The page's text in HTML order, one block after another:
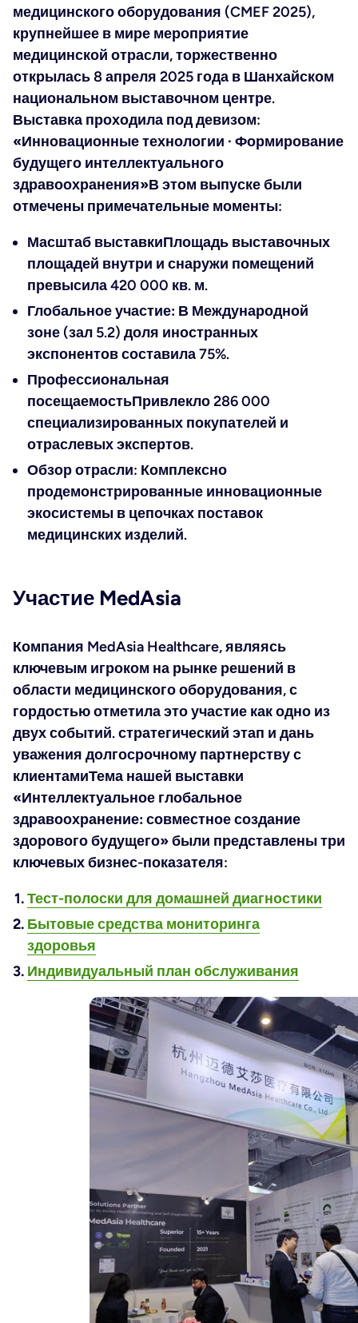
медицинского оборудования (CMEF 2025),
крупнейшее в мире мероприятие
медицинской отрасли, торжественно
открылась 8 апреля 2025 года в Шанхайском
национальном выставочном центре.
Выставка проходила под девизом:
«Инновационные технологии · Формирование
будущего интеллектуального
здравоохранения»В этом выпуске были
отмечены примечательные моменты:
Масштаб выставкиПлощадь выставочных
площадей внутри и снаружи помещений
превысила 420 000 кв. м.
Глобальное участие: В Международной
зоне (зал 5.2) доля иностранных
экспонентов составила 75%.
Профессиональная
посещаемостьПривлекло 286 000
специализированных покупателей и
отраслевых экспертов.
Обзор отрасли: Комплексно
продемонстрированные инновационные
экосистемы в цепочках поставок
медицинских изделий.
Участие MedAsia
Компания MedAsia Healthcare, являясь
ключевым игроком на рынке решений в
области медицинского оборудования, с
гордостью отметила это участие как одно из
двух событий.стратегический этап и дань
уважения долгосрочному партнерству с
клиентамиТема нашей выставки
«Интеллектуальное глобальное
здравоохранение: совместное создание
здорового будущего»были представлены три
ключевых бизнес-показателя:
Тест-полоски для домашней диагностики
Бытовые средства мониторинга
здоровья
Индивидуальный план обслуживания